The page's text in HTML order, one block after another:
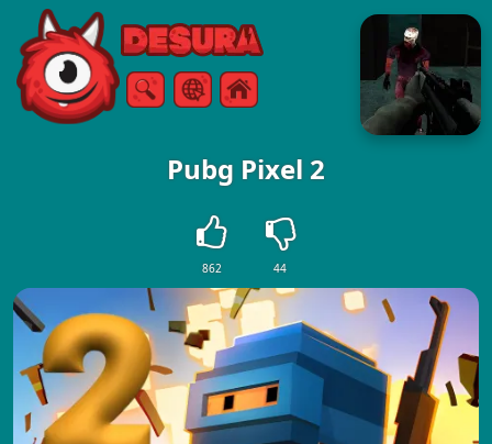
Free Online Games
CăutareMeniul
Pubg Pixel 2
862 44